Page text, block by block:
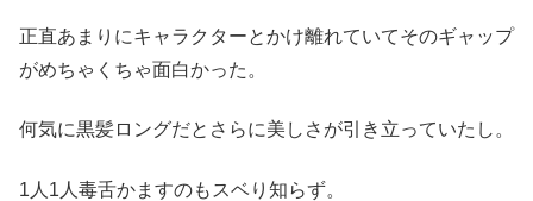
正直あまりにキャラクターとかけ離れていてそのギャップ
がめちゃくちゃ面白かった。
何気に黒髪ロングだとさらに美しさが引き立っていたし。
1人1人毒舌かますのもスベり知らず。